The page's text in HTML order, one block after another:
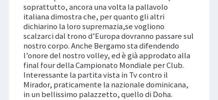
soprattutto, ancora una volta la pallavolo
italiana dimostra che, per quanto gli altri
dichiarino la loro supremazia,se vogliono
scalzarci dal trono d’Europa dovranno passare sul
nostro corpo. Anche Bergamo sta difendendo
l’onore del nostro volley, ed è già approdato alla
final four della Campionato Mondiale per Club.
Interessante la partita vista in Tv contro il
Mirador, praticamente la nazionale dominicana,
in un bellissimo palazzetto, quello di Doha.